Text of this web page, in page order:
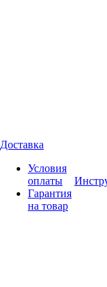
Доставка
Условия
оплаты
Гарантия
на товар